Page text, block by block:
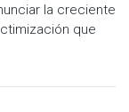
la creciente
que
y su madre,